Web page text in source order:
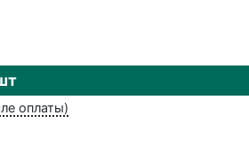
оплаты)